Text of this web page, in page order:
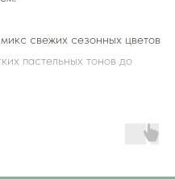
свежих сезонных цветов
пастельных тонов до
декоративной зеленью